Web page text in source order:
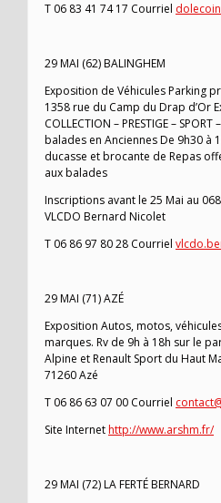
T 06 83 41 74 17 Courriel
29 MAI (62) BALINGHEM
Exposition de Véhicules Parking
1358 rue du Camp du Drap d’Or
COLLECTION – PRESTIGE –
balades en Anciennes De 9h30 à
ducasse et brocante de Repas
aux balades
Inscriptions avant le 25 Mai au
VLCDO Bernard Nicolet
T 06 86 97 80 28 Courriel
29 MAI (71) AZÉ
Exposition Autos, motos,
marques. Rv de 9h à 18h sur le
Alpine et Renault Sport du Haut
71260 Azé
T 06 86 63 07 00 Courriel
Site Internethttp://www.arshm.fr/
29 MAI (72) LA FERTÉ BERNARD